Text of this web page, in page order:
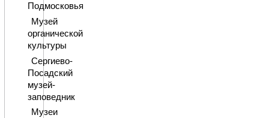
Подмосковья
Музей
органической
культуры
Сергиево-
Посадский
музей-
заповедник
Музеи